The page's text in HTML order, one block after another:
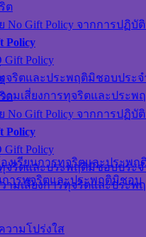
ต
No Gift Policy จากการปฏิบั
Policy
Policy
จริตและประพฤติมิชอบประจ
ามเสี่ยงการทุจริตและประพ
งเรียนการทุจริตและประพฤ
การทุจริตและประพฤติมิชอบ
ามโปร่งใส
ต
No Gift Policy จากการปฏิบั
Policy
Policy
จริตและประพฤติมิชอบประจ
ามเสี่ยงการทุจริตและประพ